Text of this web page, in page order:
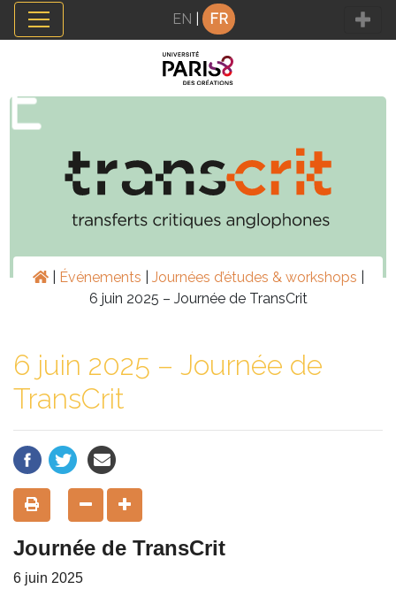
Panneau de gestion des cookies
EN FR
Événements Journées d’études & workshops
6 juin 2025 – Journée de TransCrit
6 juin 2025 – Journée de
TransCrit
Journée de TransCrit
6 juin 2025